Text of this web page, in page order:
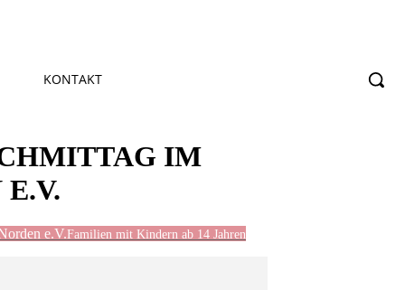
KONTAKT
IM
e.V.Familien mit Kindern ab 14 Jahren